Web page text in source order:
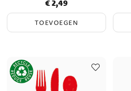
Prijs :€ 2,49
€ 2,49
TOEVOEGEN